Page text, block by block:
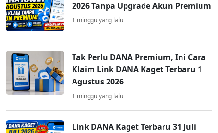
2026 Tanpa Upgrade Akun Premium
1 minggu yang lalu
Tak Perlu DANA Premium, Ini Cara
Klaim Link DANA Kaget Terbaru 1
Agustus 2026
1 minggu yang lalu
Link DANA Kaget Terbaru 31 Juli